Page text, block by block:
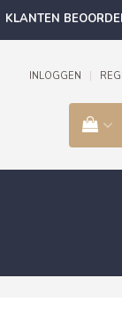
KLANTEN
INLOGGEN